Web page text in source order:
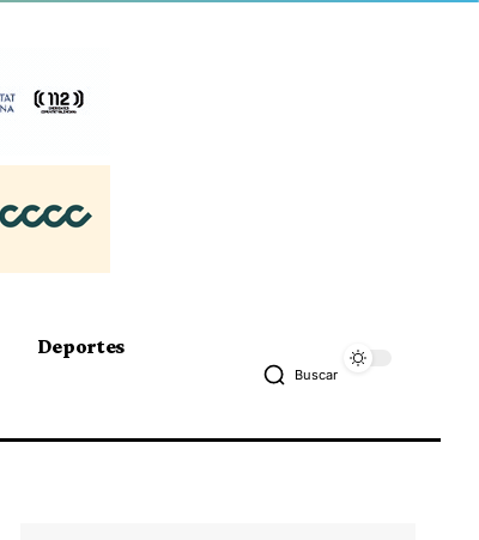
Deportes
Buscar